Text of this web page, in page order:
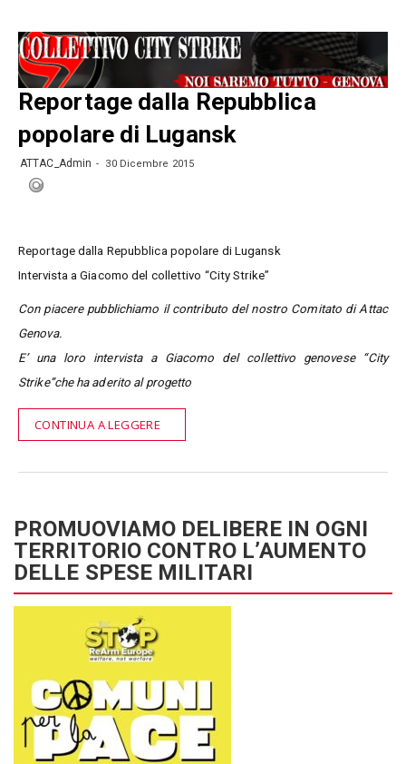
Reportage dalla Repubblica
popolare di Lugansk
ATTAC_Admin 30 Dicembre 2015
Reportage dalla Repubblica popolare di Lugansk
Intervista a Giacomo del collettivo “City Strike”
Con piacere pubblichiamo il contributo del nostro Comitato di Attac
Genova.
E’ una loro intervista a Giacomo del collettivo genovese “City
Strike”che ha aderito al progetto
CONTINUA A LEGGERE
PROMUOVIAMO DELIBERE IN OGNI
TERRITORIO CONTRO L’AUMENTO
DELLE SPESE MILITARI